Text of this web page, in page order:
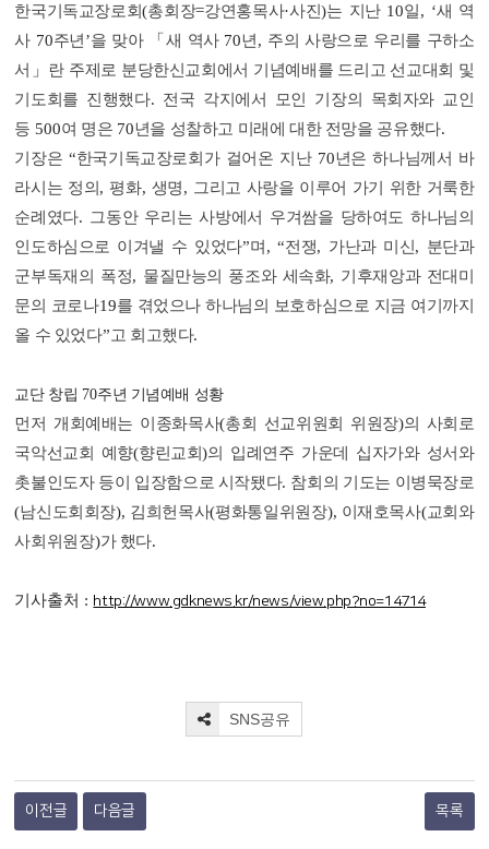
한국기독교장로회(총회장=강연홍목사·사진)는 지난 10일, ‘새 역
사 70주년’을 맞아 「새 역사 70년, 주의 사랑으로 우리를 구하소
서 」
란 주제로 분당한신교회에서 기념예배를 드리고 선교대회 및
기도회를 진행했다. 전국 각지에서 모인 기장의 목회자와 교인
등 500여 명은 70년을 성찰하고 미래에 대한 전망을 공유했다.
기장은 “한국기독교장로회가 걸어온 지난 70년은 하나님께서 바
라시는 정의, 평화, 생명, 그리고 사랑을 이루어 가기 위한 거룩한
순례였다. 그동안 우리는 사방에서 우겨쌈을 당하여도 하나님의
인도하심으로 이겨낼 수 있었다”며, “전쟁, 가난과 미신, 분단과
군부독재의 폭정, 물질만능의 풍조와 세속화, 기후재앙과 전대미
문의 코로나19를 겪었으나 하나님의 보호하심으로 지금 여기까지
올 수 있었다”고 회고했다.
교단 창립 70주년 기념예배 성황
먼저 개회예배는 이종화목사(총회 선교위원회 위원장)의 사회로
국악선교회 예향(향린교회)의 입례연주 가운데 십자가와 성서와
촛불인도자 등이 입장함으로 시작됐다. 참회의 기도는 이병묵장로
(남신도회회장), 김희헌목사(평화통일위원장), 이재호목사(교회와
사회위원장)가 했다.
기사출처 : http://www.gdknews.kr/news/view.php?no=14714
SNS공유
이전글 다음글 목록